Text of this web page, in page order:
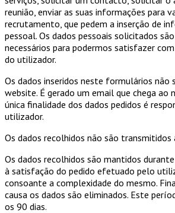
reunião, enviar as suas informações para
recrutamento, que pedem a inserção de
pessoal. Os dados pessoais solicitados
necessários para podermos satisfazer
do utilizador.
Os dados inseridos neste formulários não
website. É gerado um email que chega ao
única finalidade dos dados pedidos é
utilizador.
Os dados recolhidos não são transmitidos
Os dados recolhidos são mantidos
à satisfação do pedido efetuado pelo
consoante a complexidade do mesmo.
causa os dados são eliminados. Este
os 90 dias.